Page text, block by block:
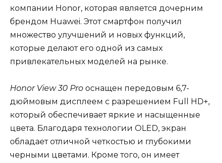
компании Honor, которая является дочерним
брендом Huawei. Этот смартфон получил
множество улучшений и новых функций,
которые делают его одной из самых
привлекательных моделей на рынке.
Honor View 30 Pro оснащен передовым 6,7-
дюймовым дисплеем с разрешением Full HD+,
который обеспечивает яркие и насыщенные
цвета. Благодаря технологии OLED, экран
обладает отличной четкостью и глубокими
черными цветами. Кроме того, он имеет